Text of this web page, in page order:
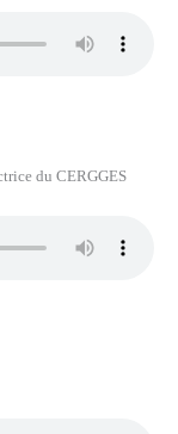
du CERGGES